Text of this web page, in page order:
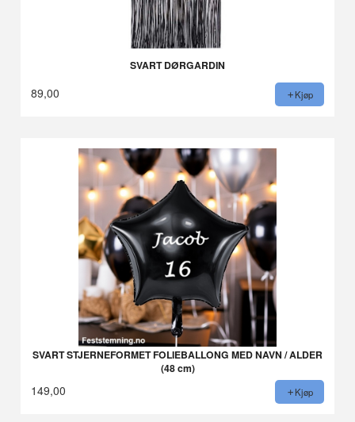
SVART DØRGARDIN
89,00 Kjøp
SVART STJERNEFORMET FOLIEBALLONG MED NAVN / ALDER
(48 cm)
149,00 Kjøp